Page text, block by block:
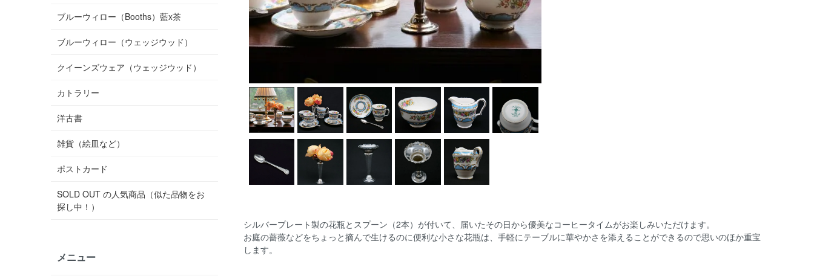
シルバープレート製の花瓶とスプーン（2本）が付いて、届いたその日から優美なコーヒータイムがお楽しみいただけます。
お庭の薔薇などをちょっと摘んで生けるのに便利な小さな花瓶は、手軽にテーブルに華やかさを添えることができるので思いのほか重宝
します。
ブルーウィロー（Booths）藍x茶
ブルーウィロー（ウェッジウッド）
クイーンズウェア（ウェッジウッド）
カトラリー
洋古書
雑貨（絵皿など）
ポストカード
SOLD OUT の人気商品（似た品物をお
探し中！）
メニュー